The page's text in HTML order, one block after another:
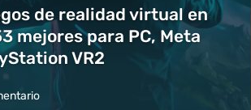
de realidad virtual en
mejores para PC, Meta
VR2